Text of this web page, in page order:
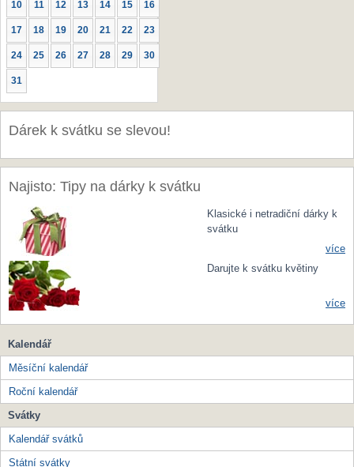
10 11 12 13 14 15 16
17 18 19 20 21 22 23
24 25 26 27 28 29 30
31
Dárek k svátku se slevou!
Najisto: Tipy na dárky k svátku
Klasické i netradiční dárky k
svátku
více
Darujte k svátku květiny
více
Kalendář
Měsíční kalendář
Roční kalendář
Svátky
Kalendář svátků
Státní svátky